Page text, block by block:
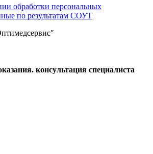
обработки персональных
по результатам СОУТ
консультация специалиста